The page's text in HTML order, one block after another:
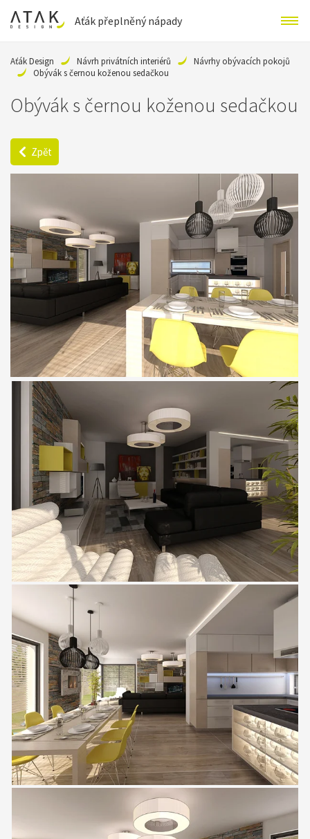
Aťák přeplněný nápady
Aťák Design Návrh privátních interiérů
Návrhy obývacích pokojů
Obývák s černou koženou sedačkou
Obývák s černou koženou sedačkou
Zpět